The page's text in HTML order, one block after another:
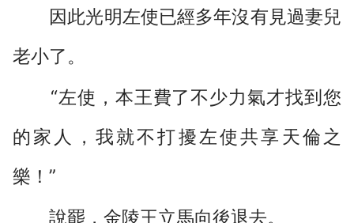
因此光明左使已經多年沒有見過妻兒
老小了。
“左使，本王費了不少力氣才找到您
的家人，我就不打擾左使共享天倫之
樂！”
說罷，金陵王立馬向後退去。